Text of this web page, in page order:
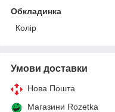
Обкладинка
Колір
Умови доставки
Нова Пошта
Магазини Rozetka